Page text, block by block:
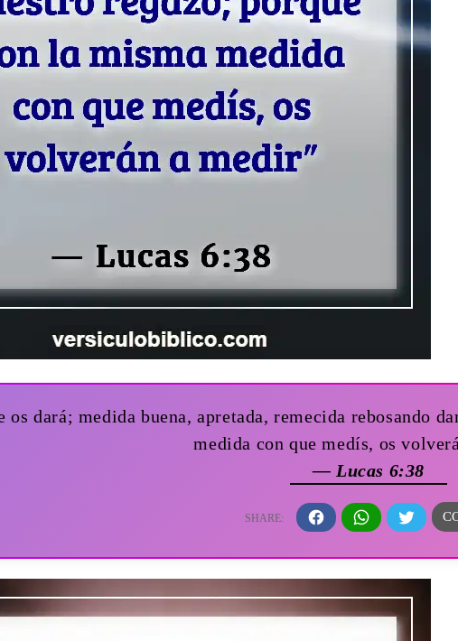
os dará; medida buena, apretada, remecida rebosando
medida con que medís, os
— Lucas 6:38